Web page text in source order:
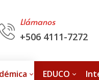
Llámanos
+506 4111-7272
EDUCO